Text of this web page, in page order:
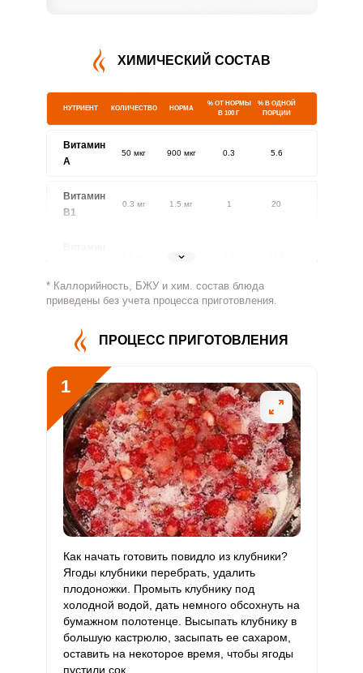
ХИМИЧЕСКИЙ СОСТАВ
НУТРИЕНТ КОЛИЧЕСТВО НОРМА
% ОТ НОРМЫ
В 100 Г
% В ОДНОЙ
ПОРЦИИ
Витамин
A
50 мкг 900 мкг 0.3 5.6
Витамин
В1
0.3 мг 1.5 мг 1 20
1.8 мг
Витамин
57 мг 500 мг 0.6 11.4
Витамин
В5
Витамин
В6
0.6 мг 2 мг 1.5 30
Витамин
В9
100 мкг 400 мкг 1.2 25
Витамин
В12
0 3 мкг 0 0
Витамин
С
600 мкг 90 мкг 33.1 666.7
Витамин
D
0
Витамин
* Каллорийность, БЖУ и хим. состав блюда
приведены без учета процесса приготовления.
ПРОЦЕСС ПРИГОТОВЛЕНИЯ
1
Как начать готовить повидло из клубники?
Ягоды клубники перебрать, удалить
плодоножки. Промыть клубнику под
холодной водой, дать немного обсохнуть на
бумажном полотенце. Высыпать клубнику в
большую кастрюлю, засыпать ее сахаром,
оставить на некоторое время, чтобы ягоды
пустили сок.
ВХОД НА САЙТ РЕГИСТРАЦИЯ
Войдите
с помощью социальных сетей:
1 ИЗ 5